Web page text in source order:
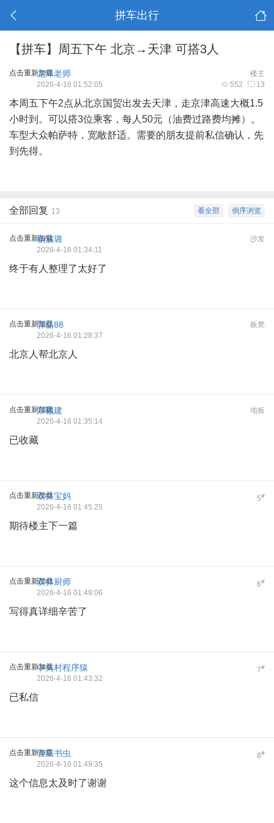
拼车出行
【拼车】周五下午 北京→天津 可搭3人
点击重新加载 楼主
龙泽老师
552 13
2026-4-16 01:52:05
本周五下午2点从北京国贸出发去天津，走京津高速大概1.5
小时到。可以搭3位乘客，每人50元（油费过路费均摊）。
车型大众帕萨特，宽敞舒适。需要的朋友提前私信确认，先
到先得。
倒序浏览
看全部
全部回复 13
点击重新加载 沙发
杨波璐
2026-4-16 01:34:11
终于有人整理了太好了
点击重新加载 板凳
郭磊88
2026-4-16 01:28:37
北京人帮北京人
点击重新加载 地板
郑颖建
2026-4-16 01:35:14
已收藏
点击重新加载 5#
双井宝妈
2026-4-16 01:45:25
期待楼主下一篇
点击重新加载 6#
双井厨师
2026-4-16 01:49:06
写得真详细辛苦了
点击重新加载 7#
中关村程序猿
2026-4-16 01:43:32
已私信
点击重新加载 8#
管庄书虫
2026-4-16 01:49:35
这个信息太及时了谢谢